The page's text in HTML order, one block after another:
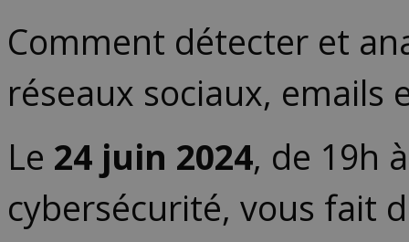
Comment détecter et
réseaux sociaux, emails
Le 24 juin 2024, de 19h
cybersécurité, vous fait